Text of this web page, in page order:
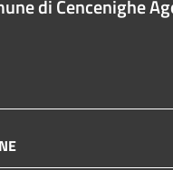
di Cencenighe